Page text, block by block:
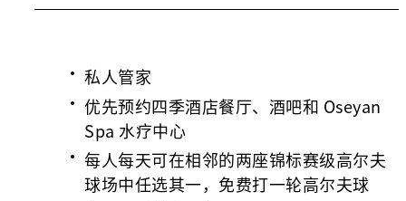
私人管家
优先预约四季酒店餐厅、酒吧和 Oseyan
Spa 水疗中心
每人每天可在相邻的两座锦标赛级高尔夫
球场中任选其一，免费打一轮高尔夫球